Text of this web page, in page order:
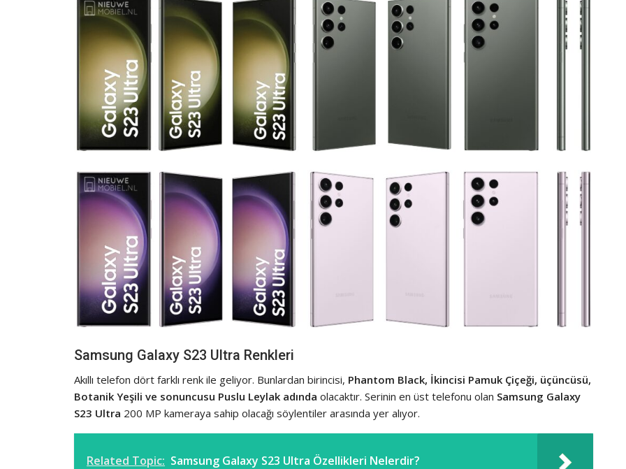
Samsung Galaxy S23 Ultra Renkleri
Akıllı telefon dört farklı renk ile geliyor. Bunlardan birincisi, Phantom Black, İkincisi Pamuk Çiçeği, üçüncüsü,
Botanik Yeşili ve sonuncusu Puslu Leylak adında olacaktır. Serinin en üst telefonu olan Samsung Galaxy
S23 Ultra 200 MP kameraya sahip olacağı söylentiler arasında yer alıyor.
Related Topic: Samsung Galaxy S23 Ultra Özellikleri Nelerdir?